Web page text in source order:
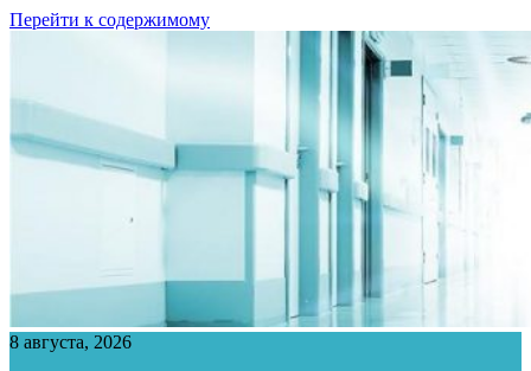
Перейти к содержимому
8 августа, 2026